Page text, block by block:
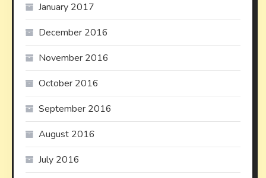
January 2017
December 2016
November 2016
October 2016
September 2016
August 2016
July 2016